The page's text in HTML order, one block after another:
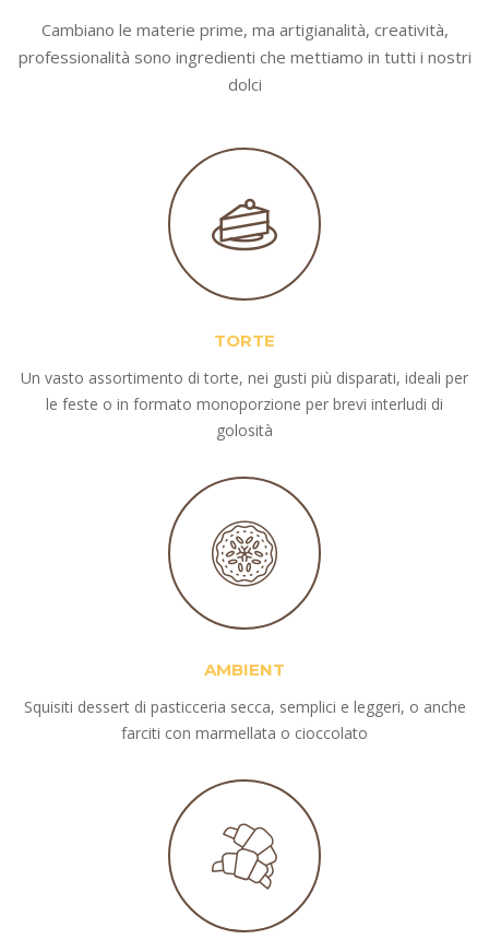
Cambiano le materie prime, ma artigianalità, creatività,
professionalità sono ingredienti che mettiamo in tutti i nostri
dolci
TORTE
Un vasto assortimento di torte, nei gusti più disparati, ideali per
le feste o in formato monoporzione per brevi interludi di
golosità
AMBIENT
Squisiti dessert di pasticceria secca, semplici e leggeri, o anche
farciti con marmellata o cioccolato